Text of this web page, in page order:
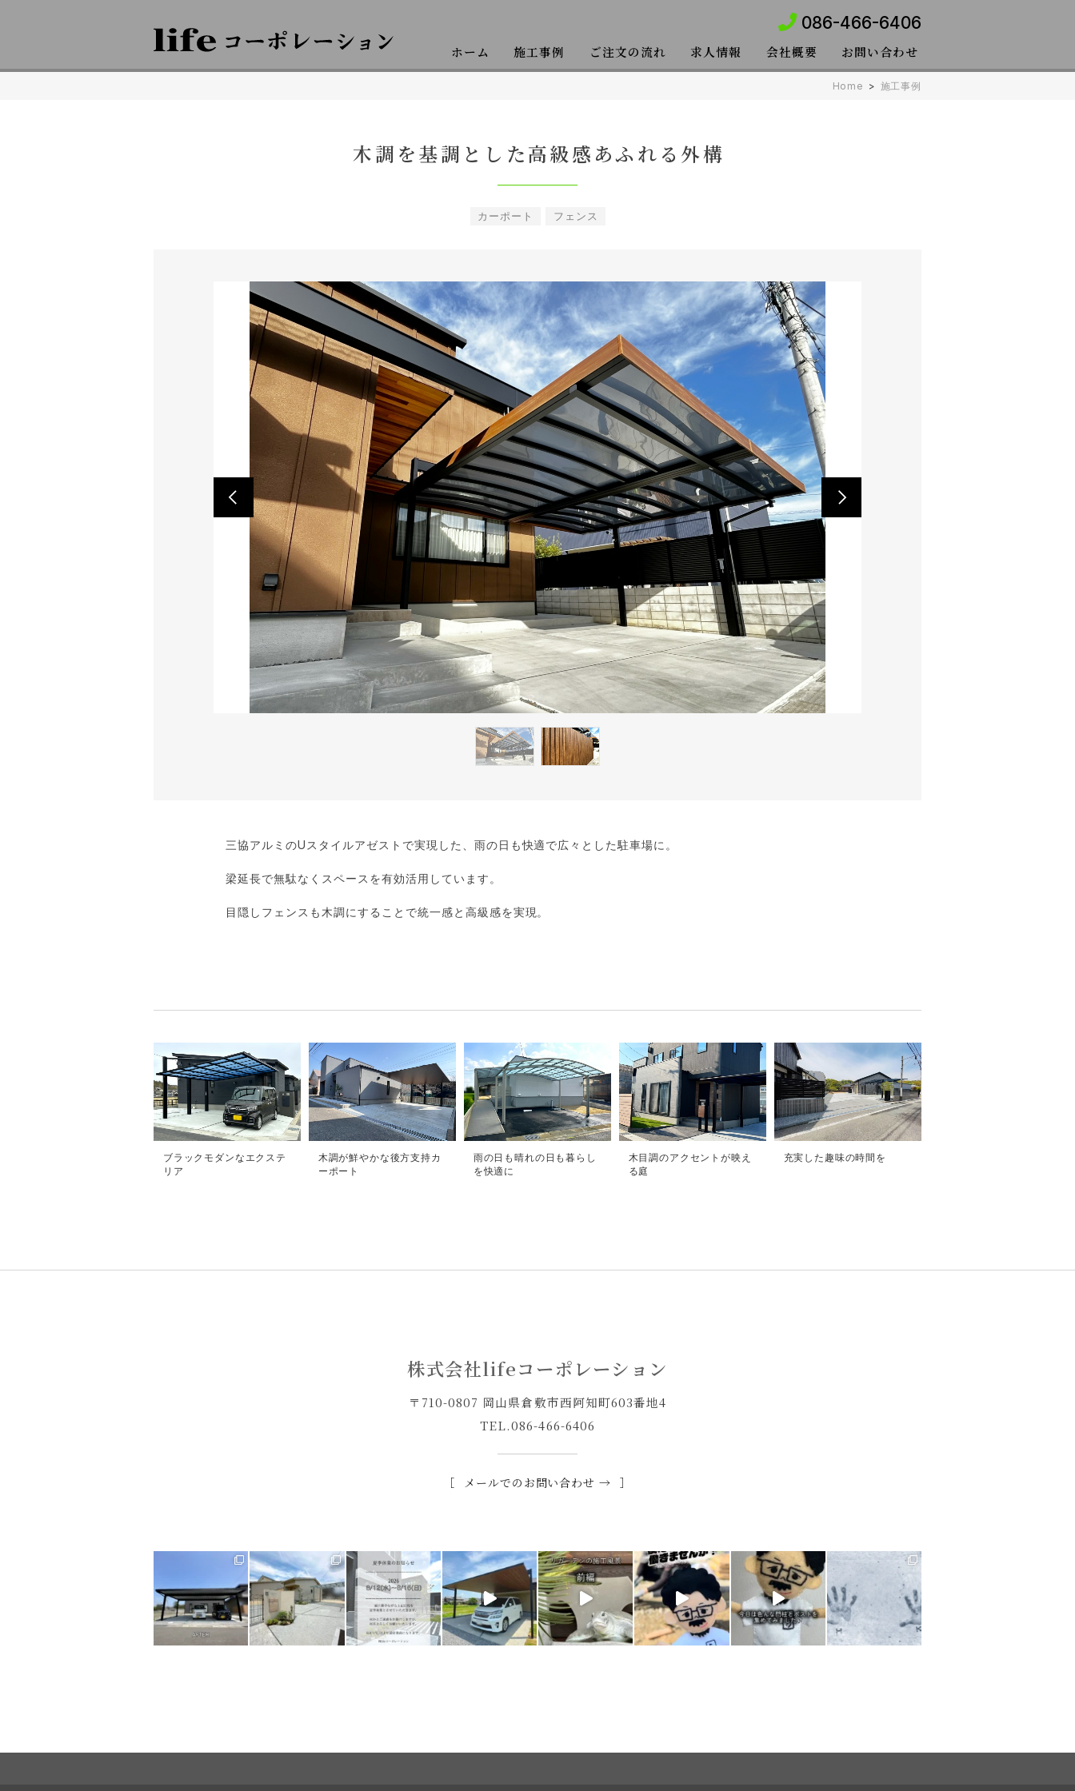
086-466-6406
ホーム 施工事例 ご注文の流れ 求人情報 会社概要 お問い合わせ
Home > 施工事例
木調を基調とした高級感あふれる外構
カーポート フェンス
三協アルミのUスタイルアゼストで実現した、雨の日も快適で広々とした駐車場に。
梁延長で無駄なくスペースを有効活用しています。
目隠しフェンスも木調にすることで統一感と高級感を実現。
ブラックモダンなエクステ
リア
木調が鮮やかな後方支持カ
ーポート
雨の日も晴れの日も暮らし
を快適に
木目調のアクセントが映え
る庭
充実した趣味の時間を
株式会社lifeコーポレーション
〒710-0807 岡山県倉敷市西阿知町603番地4
TEL.086-466-6406
メールでのお問い合わせ →